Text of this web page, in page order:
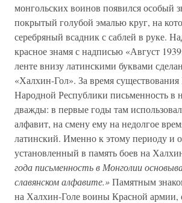
монгольских воинов появился особый
покрытый голубой эмалью круг, на
серебряный всадник с саблей в руке.
красное знамя с надписью «Август
ленте внизу латинскими буквами
«Халхин-Гол». За время
Народной Республики письменность в
дважды: в первые годы там
алфавит, на смену ему на недолгое
латинский. Именно к этому периоду и
установленный в память боев на
года письменность в Монголии
славянском алфавите.»Памятным
на Халхин-Голе воины Красной армии,